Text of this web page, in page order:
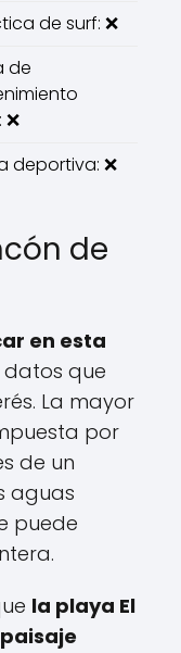
de surf: ❌
de
deportiva: ❌
de
en esta
datos que
La mayor
por
de un
aguas
puede
la playa El
paisaje